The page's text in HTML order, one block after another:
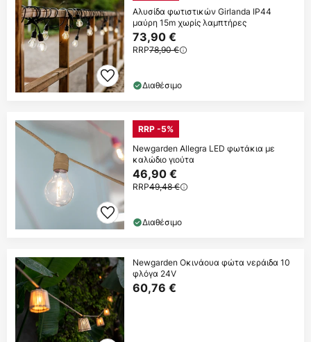
Αλυσίδα φωτιστικών Girlanda IP44
μαύρη 15m χωρίς λαμπτήρες
73,90 €
RRP78,90 €
Διαθέσιμο
RRP -5%
Newgarden Allegra LED φωτάκια με
καλώδιο γιούτα
46,90 €
RRP49,48 €
Διαθέσιμο
Newgarden Οκινάουα φώτα νεράιδα 10
φλόγα 24V
60,76 €